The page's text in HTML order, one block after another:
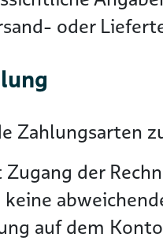
oder
Zahlungsarten
der
keine
auf dem